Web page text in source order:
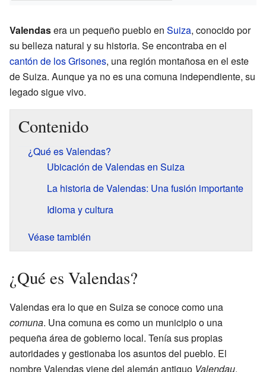
Valendasera un pequeño pueblo en Suiza, conocido por
su belleza natural y su historia. Se encontraba en el
cantón de los Grisones, una región montañosa en el este
de Suiza. Aunque ya no es una comuna independiente, su
legado sigue vivo.
Contenido
¿Qué es Valendas?
Ubicación de Valendas en Suiza
La historia de Valendas: Una fusión importante
Idioma y cultura
Véase también
¿Qué es Valendas?
Valendas era lo que en Suiza se conoce como una
comuna. Una comuna es como un municipio o una
pequeña área de gobierno local. Tenía sus propias
autoridades y gestionaba los asuntos del pueblo. El
nombre Valendas viene del alemán antiguo Valendau.